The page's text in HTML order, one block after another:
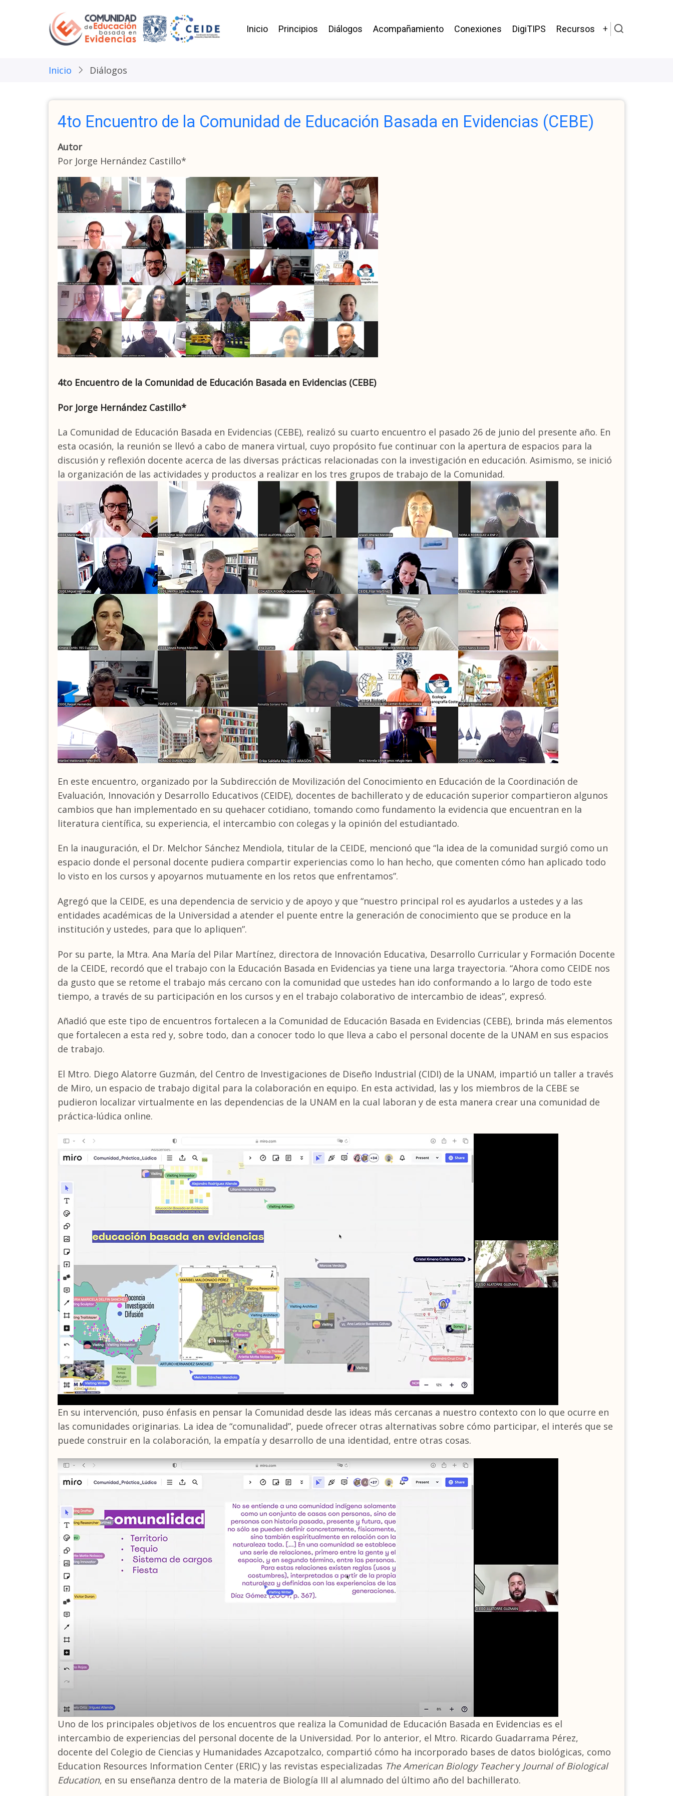
Menú
Inicio Principios Diálogos Acompañamiento Conexiones DigiTIPS Recursos
Inicio Diálogos
4to Encuentro de la Comunidad de Educación Basada en Evidencias (CEBE)
Autor
Por Jorge Hernández Castillo*
4to Encuentro de la Comunidad de Educación Basada en Evidencias (CEBE)
Por Jorge Hernández Castillo*
La Comunidad de Educación Basada en Evidencias (CEBE), realizó su cuarto encuentro el pasado 26 de junio del presente año. En
esta ocasión, la reunión se llevó a cabo de manera virtual, cuyo propósito fue continuar con la apertura de espacios para la
discusión y reflexión docente acerca de las diversas prácticas relacionadas con la investigación en educación. Asimismo, se inició
la organización de las actividades y productos a realizar en los tres grupos de trabajo de la Comunidad.
En este encuentro, organizado por la Subdirección de Movilización del Conocimiento en Educación de la Coordinación de
Evaluación, Innovación y Desarrollo Educativos (CEIDE), docentes de bachillerato y de educación superior compartieron algunos
cambios que han implementado en su quehacer cotidiano, tomando como fundamento la evidencia que encuentran en la
literatura científica, su experiencia, el intercambio con colegas y la opinión del estudiantado.
En la inauguración, el Dr. Melchor Sánchez Mendiola, titular de la CEIDE, mencionó que “la idea de la comunidad surgió como un
espacio donde el personal docente pudiera compartir experiencias como lo han hecho, que comenten cómo han aplicado todo
lo visto en los cursos y apoyarnos mutuamente en los retos que enfrentamos”.
Agregó que la CEIDE, es una dependencia de servicio y de apoyo y que “nuestro principal rol es ayudarlos a ustedes y a las
entidades académicas de la Universidad a atender el puente entre la generación de conocimiento que se produce en la
institución y ustedes, para que lo apliquen”.
Por su parte, la Mtra. Ana María del Pilar Martínez, directora de Innovación Educativa, Desarrollo Curricular y Formación Docente
de la CEIDE, recordó que el trabajo con la Educación Basada en Evidencias ya tiene una larga trayectoria. “Ahora como CEIDE nos
da gusto que se retome el trabajo más cercano con la comunidad que ustedes han ido conformando a lo largo de todo este
tiempo, a través de su participación en los cursos y en el trabajo colaborativo de intercambio de ideas”, expresó.
Añadió que este tipo de encuentros fortalecen a la Comunidad de Educación Basada en Evidencias (CEBE), brinda más elementos
que fortalecen a esta red y, sobre todo, dan a conocer todo lo que lleva a cabo el personal docente de la UNAM en sus espacios
de trabajo.
El Mtro. Diego Alatorre Guzmán, del Centro de Investigaciones de Diseño Industrial (CIDI) de la UNAM, impartió un taller a través
de Miro, un espacio de trabajo digital para la colaboración en equipo. En esta actividad, las y los miembros de la CEBE se
pudieron localizar virtualmente en las dependencias de la UNAM en la cual laboran y de esta manera crear una comunidad de
práctica-lúdica online.
En su intervención, puso énfasis en pensar la Comunidad desde las ideas más cercanas a nuestro contexto con lo que ocurre en
las comunidades originarias. La idea de “comunalidad”, puede ofrecer otras alternativas sobre cómo participar, el interés que se
puede construir en la colaboración, la empatía y desarrollo de una identidad, entre otras cosas.
Uno de los principales objetivos de los encuentros que realiza la Comunidad de Educación Basada en Evidencias es el
intercambio de experiencias del personal docente de la Universidad. Por lo anterior, el Mtro. Ricardo Guadarrama Pérez,
docente del Colegio de Ciencias y Humanidades Azcapotzalco, compartió cómo ha incorporado bases de datos biológicas, como
Education Resources Information Center (ERIC) y las revistas especializadas The American Biology Teachery Journal of Biological
Education, en su enseñanza dentro de la materia de Biología III al alumnado del último año del bachillerato.